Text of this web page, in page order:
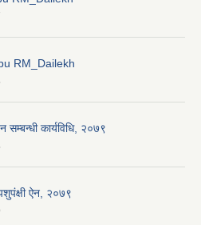
RM_Dailekh
सम्बन्धी कार्यविधि, २०७९
ऐन, २०७९